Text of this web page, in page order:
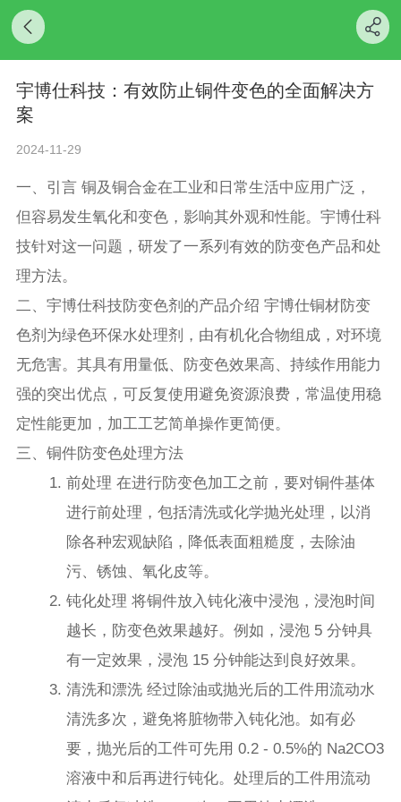
宇博仕科技：有效防止铜件变色的全面解决方
案
2024-11-29
一、引言 铜及铜合金在工业和日常生活中应用广泛，
但容易发生氧化和变色，影响其外观和性能。宇博仕科
技针对这一问题，研发了一系列有效的防变色产品和处
理方法。
二、宇博仕科技防变色剂的产品介绍 宇博仕铜材防变
色剂为绿色环保水处理剂，由有机化合物组成，对环境
无危害。其具有用量低、防变色效果高、持续作用能力
强的突出优点，可反复使用避免资源浪费，常温使用稳
定性能更加，加工工艺简单操作更简便。
三、铜件防变色处理方法
前处理 在进行防变色加工之前，要对铜件基体
进行前处理，包括清洗或化学抛光处理，以消
除各种宏观缺陷，降低表面粗糙度，去除油
污、锈蚀、氧化皮等。
钝化处理 将铜件放入钝化液中浸泡，浸泡时间
越长，防变色效果越好。例如，浸泡 5 分钟具
有一定效果，浸泡 15 分钟能达到良好效果。
清洗和漂洗 经过除油或抛光后的工件用流动水
清洗多次，避免将脏物带入钝化池。如有必
要，抛光后的工件可先用 0.2 - 0.5%的 Na2CO3
溶液中和后再进行钝化。处理后的工件用流动